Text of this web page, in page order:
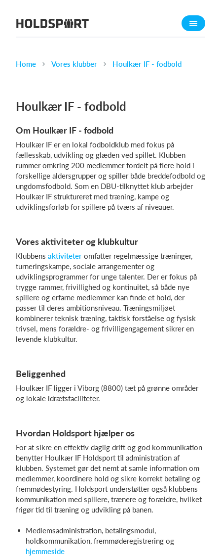
Om Holdsport
Kalender
Kontingentopkrævning
Hjemmeside
Webshop
Billetsystem
Log på
Home Vores klubber Houlkær IF - fodbold
Houlkær IF - fodbold
Om Houlkær IF - fodbold
Houlkær IF er en lokal fodboldklub med fokus på
fællesskab, udvikling og glæden ved spillet. Klubben
rummer omkring 200 medlemmer fordelt på flere hold i
forskellige aldersgrupper og spiller både breddefodbold og
ungdomsfodbold. Som en DBU-tilknyttet klub arbejder
Houlkær IF struktureret med træning, kampe og
udviklingsforløb for spillere på tværs af niveauer.
Vores aktiviteter og klubkultur
Klubbens aktiviteter omfatter regelmæssige træninger,
turneringskampe, sociale arrangementer og
udviklingsprogrammer for unge talenter. Der er fokus på
trygge rammer, frivillighed og kontinuitet, så både nye
spillere og erfarne medlemmer kan finde et hold, der
passer til deres ambitionsniveau. Træningsmiljøet
kombinerer teknisk træning, taktisk forståelse og fysisk
trivsel, mens forældre- og frivilligengagement sikrer en
levende klubkultur.
Beliggenhed
Houlkær IF ligger i Viborg (8800) tæt på grønne områder
og lokale idrætsfaciliteter.
Hvordan Holdsport hjælper os
For at sikre en effektiv daglig drift og god kommunikation
benytter Houlkær IF Holdsport til administration af
klubben. Systemet gør det nemt at samle information om
medlemmer, koordinere hold og sikre korrekt betaling og
fremmødestyring. Holdsport understøtter også klubbens
kommunikation med spillere, trænere og forældre, hvilket
frigør tid til træning og udvikling på banen.
Medlemsadministration, betalingsmodul,
holdkommunikation, fremmøderegistrering og
hjemmeside